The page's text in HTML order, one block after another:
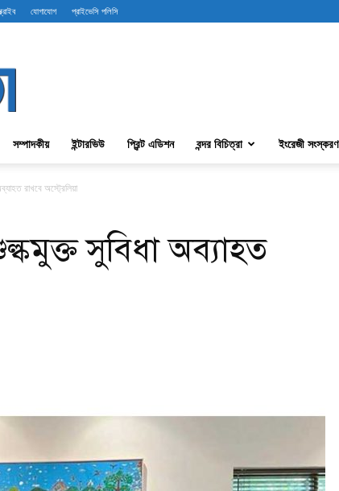
যোগাযোগ প্রাইভেসি পলিসি
সম্পাদকীয় ইন্টারভিউ প্রিন্ট এডিশন বন্দর বিচিত্রা ইংরেজী সংস্করণ
রাখবে অস্ট্রেলিয়া
সুবিধা অব্যাহত